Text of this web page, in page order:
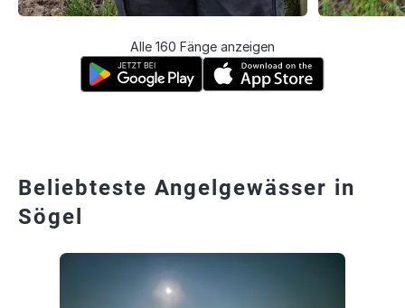
Alle 160 Fänge anzeigen
Beliebteste Angelgewässer in
Sögel